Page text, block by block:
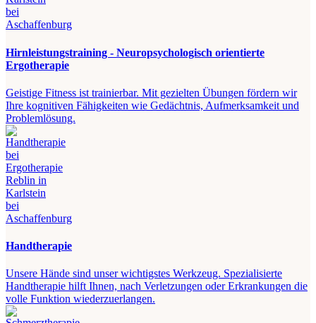
Hirnleistungstraining - Neuropsychologisch orientierte
Ergotherapie
Geistige Fitness ist trainierbar. Mit gezielten Übungen fördern wir
Ihre kognitiven Fähigkeiten wie Gedächtnis, Aufmerksamkeit und
Problemlösung.
Handtherapie
Unsere Hände sind unser wichtigstes Werkzeug. Spezialisierte
Handtherapie hilft Ihnen, nach Verletzungen oder Erkrankungen die
volle Funktion wiederzuerlangen.